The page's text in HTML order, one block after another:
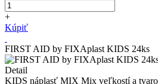
+
Kúpiť
FIRST AID by FIXAplast KIDS 24ks
Detail
KIDS náplasť MIX Mix veľkostí a